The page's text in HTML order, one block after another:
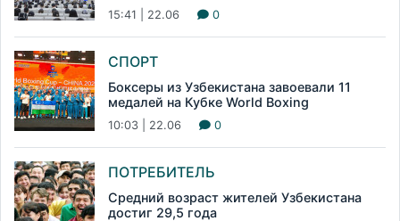
15:41 | 22.06 0
СПОРТ
Боксеры из Узбекистана завоевали 11
медалей на Кубке World Boxing
10:03 | 22.06 0
ПОТРЕБИТЕЛЬ
Средний возраст жителей Узбекистана
достиг 29,5 года